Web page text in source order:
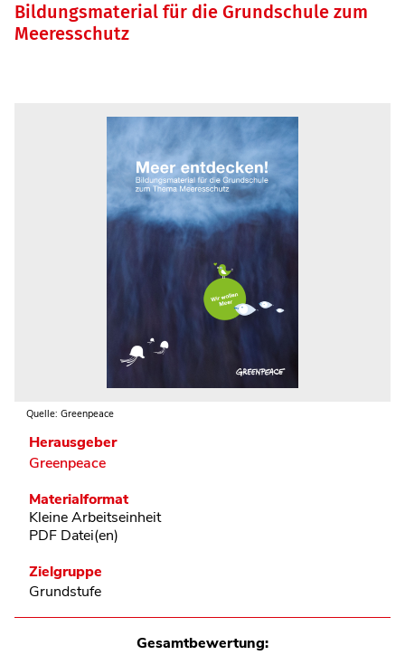
Bildungsmaterial für die Grundschule zum
Meeresschutz
Quelle: Greenpeace
Herausgeber
Greenpeace
Materialformat
Kleine Arbeitseinheit
PDF Datei(en)
Zielgruppe
Grundstufe
Gesamtbewertung: